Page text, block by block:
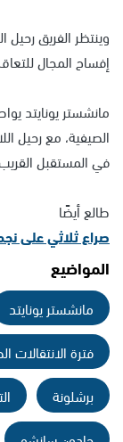
وينتظر الفريق
إفساح المجال
مانشستر يونايتد
الصيفية، مع رحيل
في المستقبل
طالع أيضًا
صراع ثلاثي على
المواضيع
مانشستر يونايتد
فترة الانتقالات
برشلونة